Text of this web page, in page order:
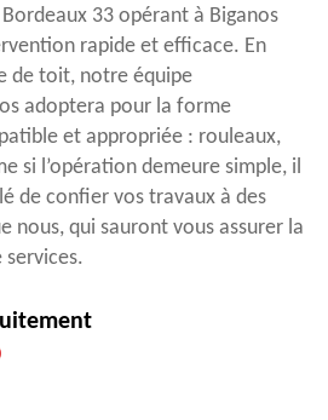
Bordeaux 33 opérant à Biganos
rapide et efficace. En
de toit, notre équipe
adoptera pour la forme
et appropriée : rouleaux,
si l’opération demeure simple, il
de confier vos travaux à des
nous, qui sauront vous assurer la
services.